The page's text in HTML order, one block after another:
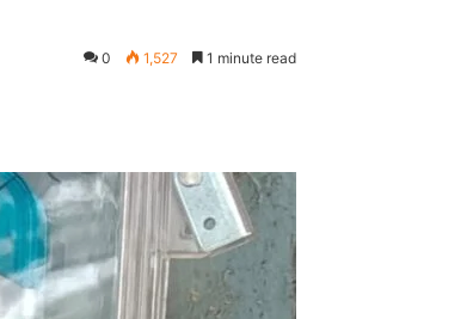
0 1,527 1 minute read